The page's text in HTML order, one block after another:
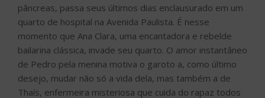
pâncreas, passa seus últimos dias enclausurado em um
quarto de hospital na Avenida Paulista. É nesse
momento que Ana Clara, uma encantadora e rebelde
bailarina clássica, invade seu quarto. O amor instantâneo
de Pedro pela menina motiva o garoto a, como último
desejo, mudar não só a vida dela, mas também a de
Thaís, enfermeira misteriosa que cuida do rapaz todos